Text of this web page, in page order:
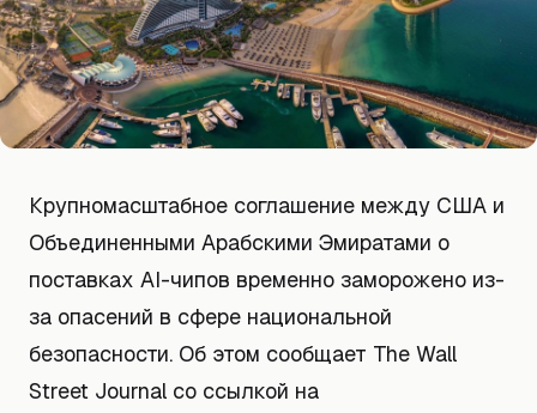
Крупномасштабное соглашение между США и
Объединенными Арабскими Эмиратами о
поставках AI-чипов временно заморожено из-
за опасений в сфере национальной
безопасности. Об этом сообщает The Wall
Street Journal со ссылкой на